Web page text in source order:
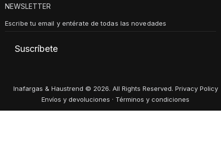
NEWSLETTER
Suscríbete
Inafargas & Haustrend © 2026. All Rights Reserved. Privacy Policy
Envíos y devoluciones · Términos y condiciones